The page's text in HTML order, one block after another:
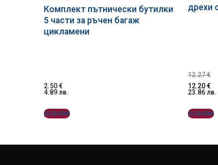
Комплект пътнически бутилки
5 части за ръчен багаж
цикламени
2.50€
4.89лв.
ДОБАВИ
дрехи
12.27€
12.20€
23.86лв.
ДОБАВИ